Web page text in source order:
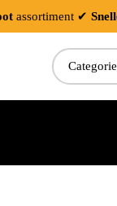
assortiment ✔